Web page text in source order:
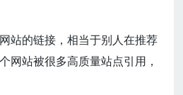
站的链接，相当于别人在推荐
网站被很多高质量站点引用，